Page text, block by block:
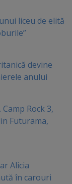
liceu de elită
devine
anului
Rock 3,
Futurama,
Alicia
în carouri